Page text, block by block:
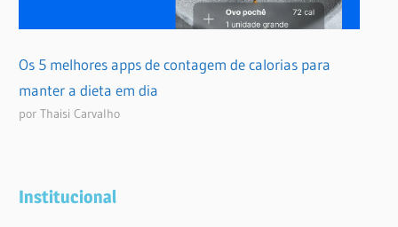
Os 5 melhores apps de contagem de calorias para
manter a dieta em dia
por Thaisi Carvalho
Institucional